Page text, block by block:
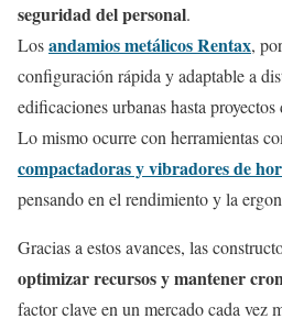
seguridad del personal.
Losandamios metálicos Rentax,
configuración rápida y adaptable a
edificaciones urbanas hasta
Lo mismo ocurre con herramientas
compactadoras y vibradores de
pensando en el rendimiento y la
Gracias a estos avances, las
optimizar recursos y mantener
factor clave en un mercado cada vez